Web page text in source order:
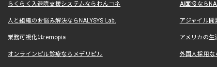
らくらく入退院支援システムならわんコネ AI面接なら
人と組織のお悩み解決ならNALYSYS Lab. アジャイル
業務可視化はremopia アメリカの
オンラインピル診療ならメデリピル 外国人採用